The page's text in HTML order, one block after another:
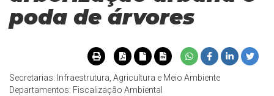
poda de árvores
Secretarias: Infraestrutura, Agricultura e Meio Ambiente
Departamentos: Fiscalização Ambiental